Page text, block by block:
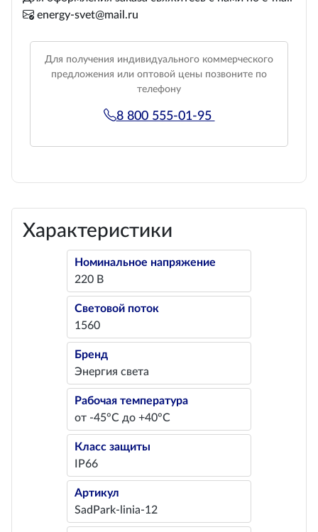
energy-svet@mail.ru
Для получения индивидуального коммерческого
предложения или оптовой цены позвоните по
телефону
8 800 555-01-95
Характеристики
Номинальное напряжение
220 В
Световой поток
1560
Бренд
Энергия света
Рабочая температура
от -45°С до +40°С
Класс защиты
IP66
Артикул
SadPark-linia-12